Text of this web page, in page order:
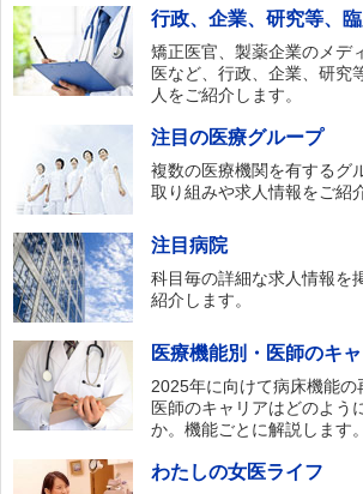
行政、企業、研究等、
矯正医官、製薬企業のメデ
医など、行政、企業、研究
人をご紹介します。
注目の医療グループ
複数の医療機関を有するグ
取り組みや求人情報をご紹
注目病院
科目毎の詳細な求人情報を
紹介します。
医療機能別・医師のキ
2025年に向けて病床機能の
医師のキャリアはどのよう
か。機能ごとに解説します。
わたしの女医ライフ